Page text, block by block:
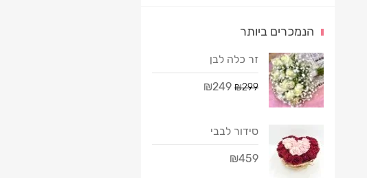
הנמכרים ביותר
זר כלה לבן
₪299
₪249
סידור לבבי
₪459